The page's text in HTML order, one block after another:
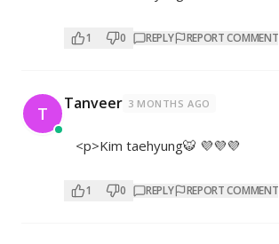
1 0 REPLY REPORT COMMENT
T Tanveer 3 MONTHS AGO
<p>Kim taehyung🐯 💜💜💜
1 0 REPLY REPORT COMMENT